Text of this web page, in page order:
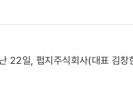
22일, 펍지주식회사(대표 김